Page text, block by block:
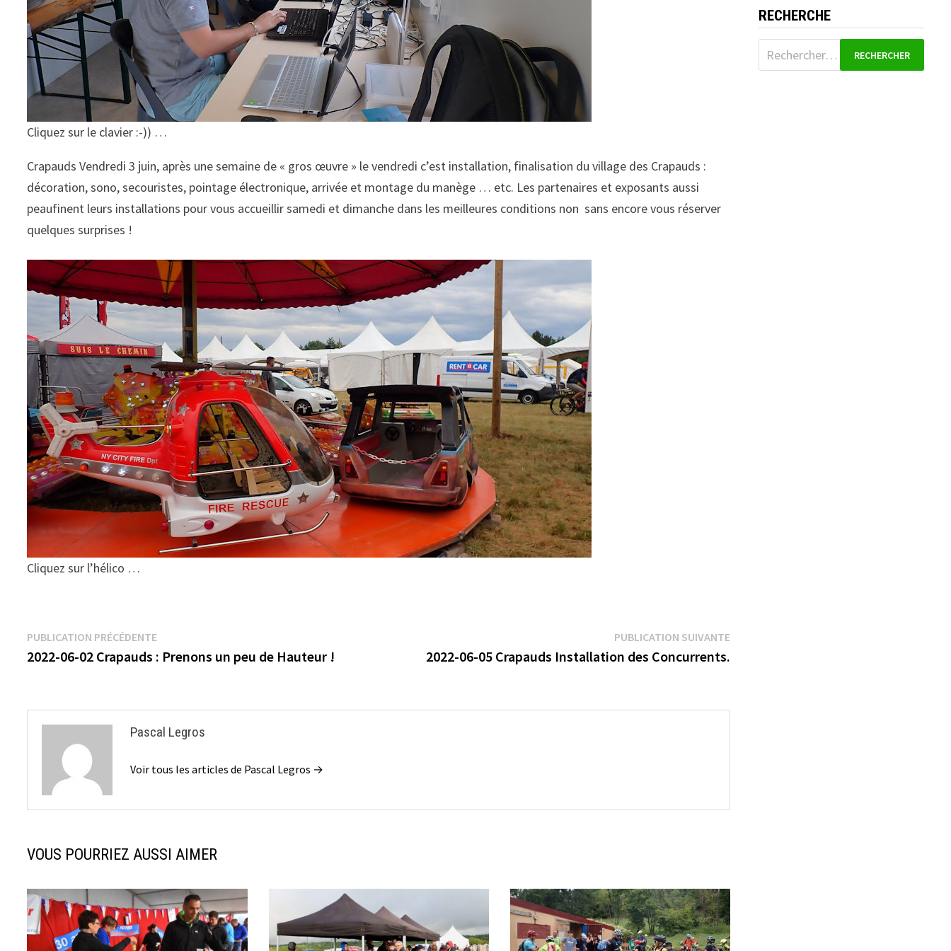
Cliquez sur le clavier :-)) …
Crapauds Vendredi 3 juin, après une semaine de « gros œuvre » le vendredi c’est installation, finalisation du village des Crapauds :
décoration, sono, secouristes, pointage électronique, arrivée et montage du manège … etc. Les partenaires et exposants aussi
peaufinent leurs installations pour vous accueillir samedi et dimanche dans les meilleures conditions non sans encore vous réserver
quelques surprises !
Cliquez sur l’hélico …
Navigation
de
PUBLICATION PRÉCÉDENTEPublication
précédente :
2022-06-02 Crapauds : Prenons un peu de Hauteur !
PUBLICATION SUIVANTEPublication
2022-06-05 Crapauds Installation des Concurrents.
Pascal Legros
Voir tous les articles de Pascal Legros →
VOUS POURRIEZ AUSSI AIMER
RECHERCHE
Rechercher :